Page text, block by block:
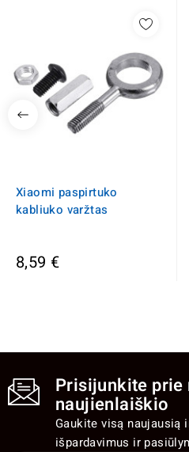
Xiaomi paspirtuko
kabliuko varžtas
8,59 €
Prisijunkite prie
naujienlaiškio
Gaukite visą naujausią
išpardavimus ir